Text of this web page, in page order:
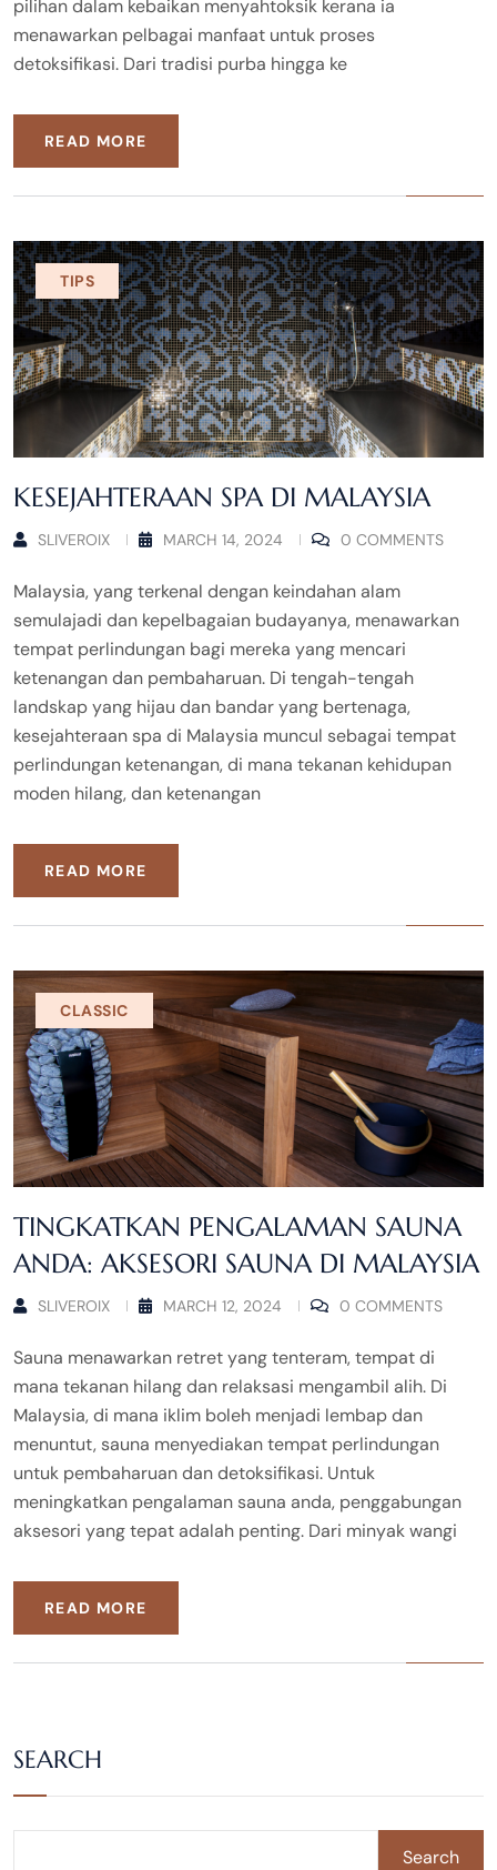
pilihan dalam kebaikan menyahtoksik kerana ia
menawarkan pelbagai manfaat untuk proses
detoksifikasi. Dari tradisi purba hingga ke
READ MORE
TIPS
KESEJAHTERAAN SPA DI MALAYSIA
SLIVEROIX MARCH 14, 2024 0 COMMENTS
Malaysia, yang terkenal dengan keindahan alam
semulajadi dan kepelbagaian budayanya, menawarkan
tempat perlindungan bagi mereka yang mencari
ketenangan dan pembaharuan. Di tengah-tengah
landskap yang hijau dan bandar yang bertenaga,
kesejahteraan spa di Malaysia muncul sebagai tempat
perlindungan ketenangan, di mana tekanan kehidupan
moden hilang, dan ketenangan
READ MORE
CLASSIC
TINGKATKAN PENGALAMAN SAUNA
ANDA: AKSESORI SAUNA DI MALAYSIA
SLIVEROIX MARCH 12, 2024 0 COMMENTS
Sauna menawarkan retret yang tenteram, tempat di
mana tekanan hilang dan relaksasi mengambil alih. Di
Malaysia, di mana iklim boleh menjadi lembap dan
menuntut, sauna menyediakan tempat perlindungan
untuk pembaharuan dan detoksifikasi. Untuk
meningkatkan pengalaman sauna anda, penggabungan
aksesori yang tepat adalah penting. Dari minyak wangi
READ MORE
SEARCH
Search